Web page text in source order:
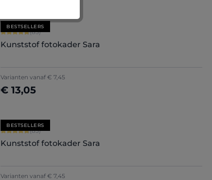
BESTSELLERS
Gemiddelde score van 4.71 op 5 sterren
(85)
Kunststof fotokader Sara
Varianten vanaf € 7,45
€ 13,05
Nu configureren
BESTSELLERS
Gemiddelde score van 4.71 op 5 sterren
(85)
Kunststof fotokader Sara
Varianten vanaf € 7,45